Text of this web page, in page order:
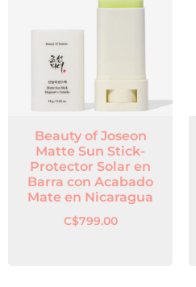
Beauty of Joseon
Matte Sun Stick-
Protector Solar en
Barra con Acabado
Mate en Nicaragua
C$799.00